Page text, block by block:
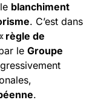
blanchiment
. C’est dans
règle de
le Groupe
.